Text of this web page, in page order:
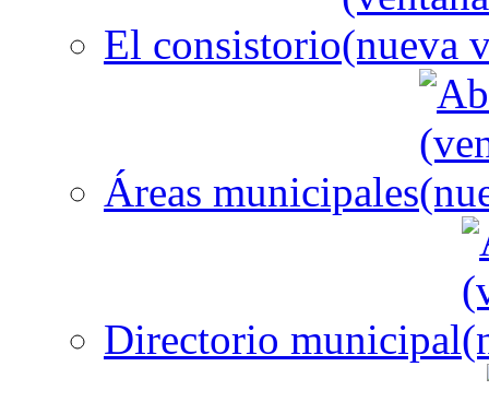
El consistorio
Áreas municipales
Directorio municipal